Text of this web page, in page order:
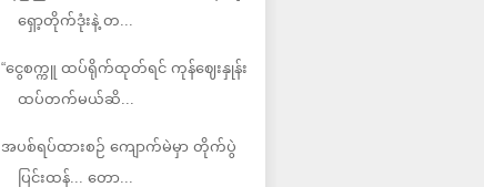
ရှော့တိုက်ဒုံးနဲ့ တ...
“ငွေစက္ကူ ထပ်ရိုက်ထုတ်ရင် ကုန်ဈေးနှုန်း
ထပ်တက်မယ်ဆိ...
အပစ်ရပ်ထားစဉ် ကျောက်မဲမှာ တိုက်ပွဲ
ပြင်းထန်... တော...